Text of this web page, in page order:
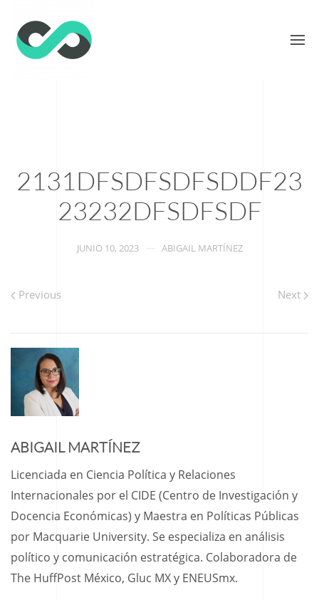
2131DFSDFSDFSDDF23
23232DFSDFSDF
JUNIO 10, 2023 ABIGAIL MARTÍNEZ
Previous Next
ABIGAIL MARTÍNEZ
Licenciada en Ciencia Política y Relaciones
Internacionales por el CIDE (Centro de Investigación y
Docencia Económicas) y Maestra en Políticas Públicas
por Macquarie University. Se especializa en análisis
político y comunicación estratégica. Colaboradora de
The HuffPost México, Gluc MX y ENEUSmx.